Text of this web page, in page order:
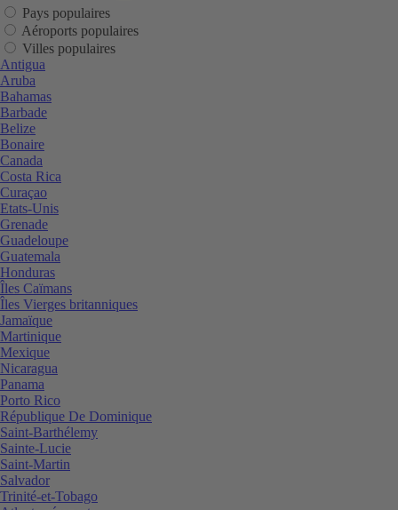
Pays populaires
Aéroports populaires
Villes populaires
Antigua
Aruba
Bahamas
Barbade
Belize
Bonaire
Canada
Costa Rica
Curaçao
Etats-Unis
Grenade
Guadeloupe
Guatemala
Honduras
Îles Caïmans
Îles Vierges britanniques
Jamaïque
Martinique
Mexique
Nicaragua
Panama
Porto Rico
République De Dominique
Saint-Barthélemy
Sainte-Lucie
Saint-Martin
Salvador
Trinité-et-Tobago